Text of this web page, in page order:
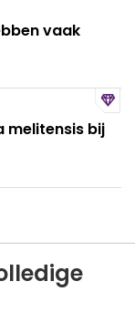
vaak
melitensis bij